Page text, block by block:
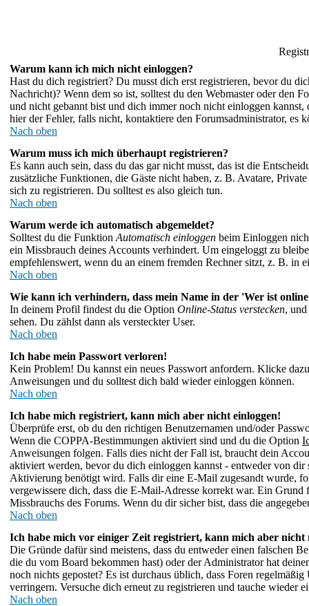
Warum kann ich mich nicht einloggen?
Hast du dich registriert? Du musst dich erst registrieren, bevor du
Nachricht)? Wenn dem so ist, solltest du den Webmaster oder den
und nicht gebannt bist und dich immer noch nicht einloggen
hier der Fehler, falls nicht, kontaktiere den Forumsadministrator, es
Nach oben
Warum muss ich mich überhaupt registrieren?
Es kann auch sein, dass du das gar nicht musst, das ist die
zusätzliche Funktionen, die Gäste nicht haben, z. B. Avatare,
sich zu registrieren. Du solltest es also gleich tun.
Nach oben
Warum werde ich automatisch abgemeldet?
Solltest du die Funktion Automatisch einloggen beim Einloggen
ein Missbrauch deines Accounts verhindert. Um eingeloggt zu
empfehlenswert, wenn du an einem fremden Rechner sitzt, z. B. in
Nach oben
Wie kann ich verhindern, dass mein Name in der 'Wer ist
In deinem Profil findest du die Option Online-Status verstecken,
sehen. Du zählst dann als versteckter User.
Nach oben
Ich habe mein Passwort verloren!
Kein Problem! Du kannst ein neues Passwort anfordern. Klicke
Anweisungen und du solltest dich bald wieder einloggen können.
Nach oben
Ich habe mich registriert, kann mich aber nicht einloggen!
Überprüfe erst, ob du den richtigen Benutzernamen und/oder
Wenn die COPPA-Bestimmungen aktiviert sind und du die Option
Anweisungen folgen. Falls dies nicht der Fall ist, braucht dein
aktiviert werden, bevor du dich einloggen kannst - entweder von
Aktivierung benötigt wird. Falls dir eine E-Mail zugesandt wurde,
vergewissere dich, dass die E-Mail-Adresse korrekt war. Ein
Missbrauchs des Forums. Wenn du dir sicher bist, dass die
Nach oben
Ich habe mich vor einiger Zeit registriert, kann mich aber nicht
Die Gründe dafür sind meistens, dass du entweder einen falschen
die du vom Board bekommen hast) oder der Administrator hat
noch nichts gepostet? Es ist durchaus üblich, dass Foren
verringern. Versuche dich erneut zu registrieren und tauche wieder
Nach oben